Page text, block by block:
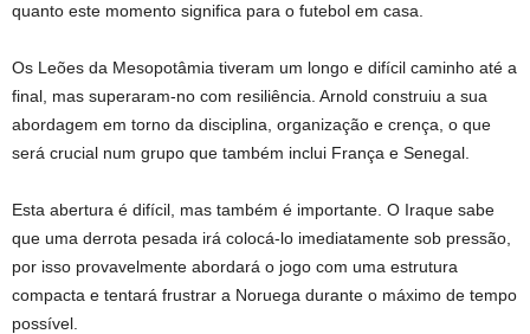
quanto este momento significa para o futebol em casa.
Os Leões da Mesopotâmia tiveram um longo e difícil caminho até a
final, mas superaram-no com resiliência. Arnold construiu a sua
abordagem em torno da disciplina, organização e crença, o que
será crucial num grupo que também inclui França e Senegal.
Esta abertura é difícil, mas também é importante. O Iraque sabe
que uma derrota pesada irá colocá-lo imediatamente sob pressão,
por isso provavelmente abordará o jogo com uma estrutura
compacta e tentará frustrar a Noruega durante o máximo de tempo
possível.